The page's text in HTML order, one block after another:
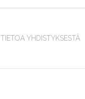
TIETOA YHDISTYKSESTÄ